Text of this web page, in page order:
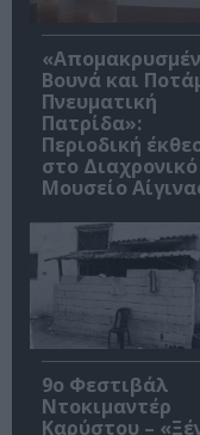
Βουνά και
Πνευματική
Πατρίδα»:
Περιοδική
στο Διαχρονικό
Μουσείο
9ο Φεστιβάλ
Ντοκιμαντέρ
Καρύστου –